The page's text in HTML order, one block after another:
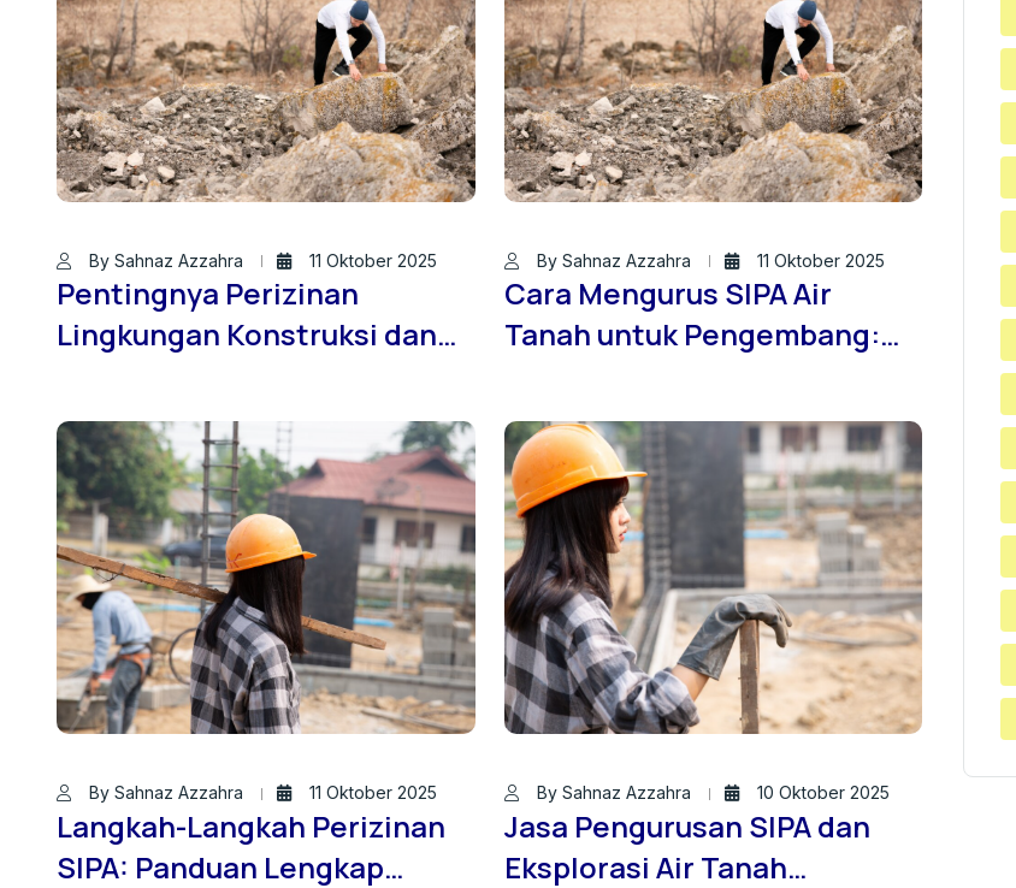
By Sahnaz Azzahra 11 Oktober 2025
Pentingnya Perizinan
Lingkungan Konstruksi dan
Modern: Studi Kasus
Bersama PT. Brantas
Konsultan Indonesia
By Sahnaz Azzahra 11 Oktober 2025
Cara Mengurus SIPA Air
Tanah untuk Pengembang:
Jasa Sondir Tanah ID
By Sahnaz Azzahra 11 Oktober 2025
Langkah-Langkah Perizinan
SIPA: Panduan Lengkap
By Sahnaz Azzahra 10 Oktober 2025
Jasa Pengurusan SIPA dan
Eksplorasi Air Tanah